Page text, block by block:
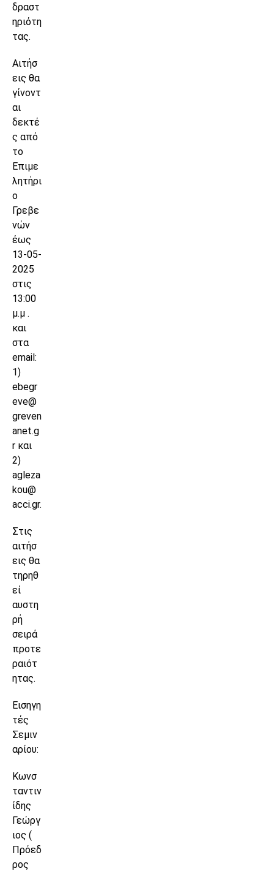
δραστ
ηριότη
τας.
Αιτήσ
εις θα
γίνοντ
αι
δεκτέ
ς από
το
Επιμε
λητήρι
ο
Γρεβε
νών
έως
13-05-
2025
στις
13:00
μ.μ .
και
στα
email:
1)
ebegr
eve@
greven
anet.g
r και
2)
agleza
kou@
acci.gr.
Στις
αιτήσ
εις θα
τηρηθ
εί
αυστη
ρή
σειρά
προτε
ραιότ
ητας.
Εισηγη
τές
Σεμιν
αρίου:
Κωνσ
ταντιν
ίδης
Γεώργ
ιος (
Πρόεδ
ρος